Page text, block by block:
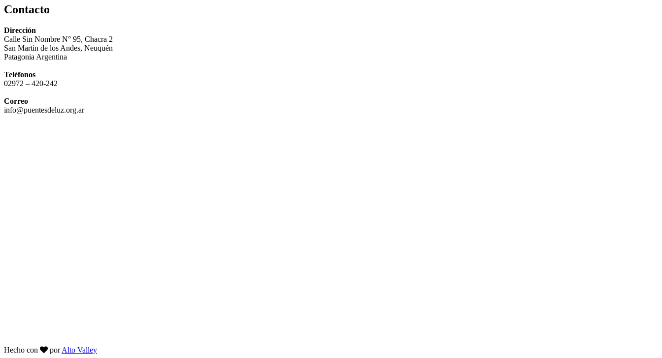
Contacto
Dirección
Calle Sin Nombre N° 95, Chacra 2
San Martín de los Andes, Neuquén
Patagonia Argentina
Teléfonos
02972 – 420-242
Correo
info@puentesdeluz.org.ar
Hecho con porAlto Valley